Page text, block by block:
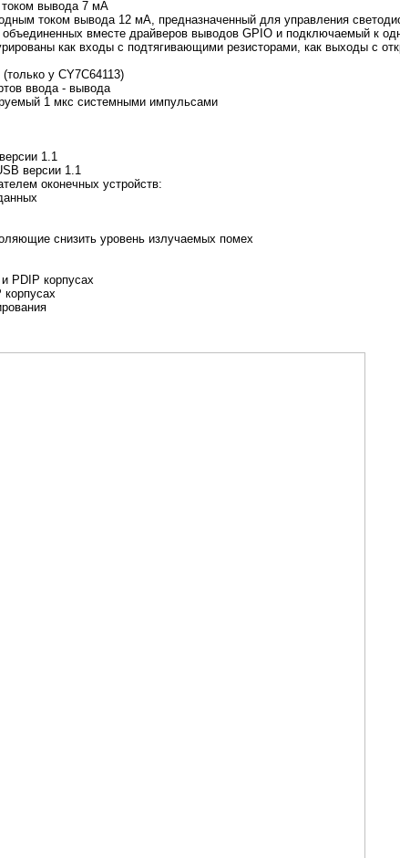
вывода 7 мА
током вывода 12 мА, предназначенный для управления
вместе драйверов выводов GPIO и подключаемый к
как входы с подтягивающими резисторами, как выходы с
у CY7C64113)
ввода - вывода
1 мкс системными импульсами
1.1
версии 1.1
оконечных устройств:
снизить уровень излучаемых помех
PDIP корпусах